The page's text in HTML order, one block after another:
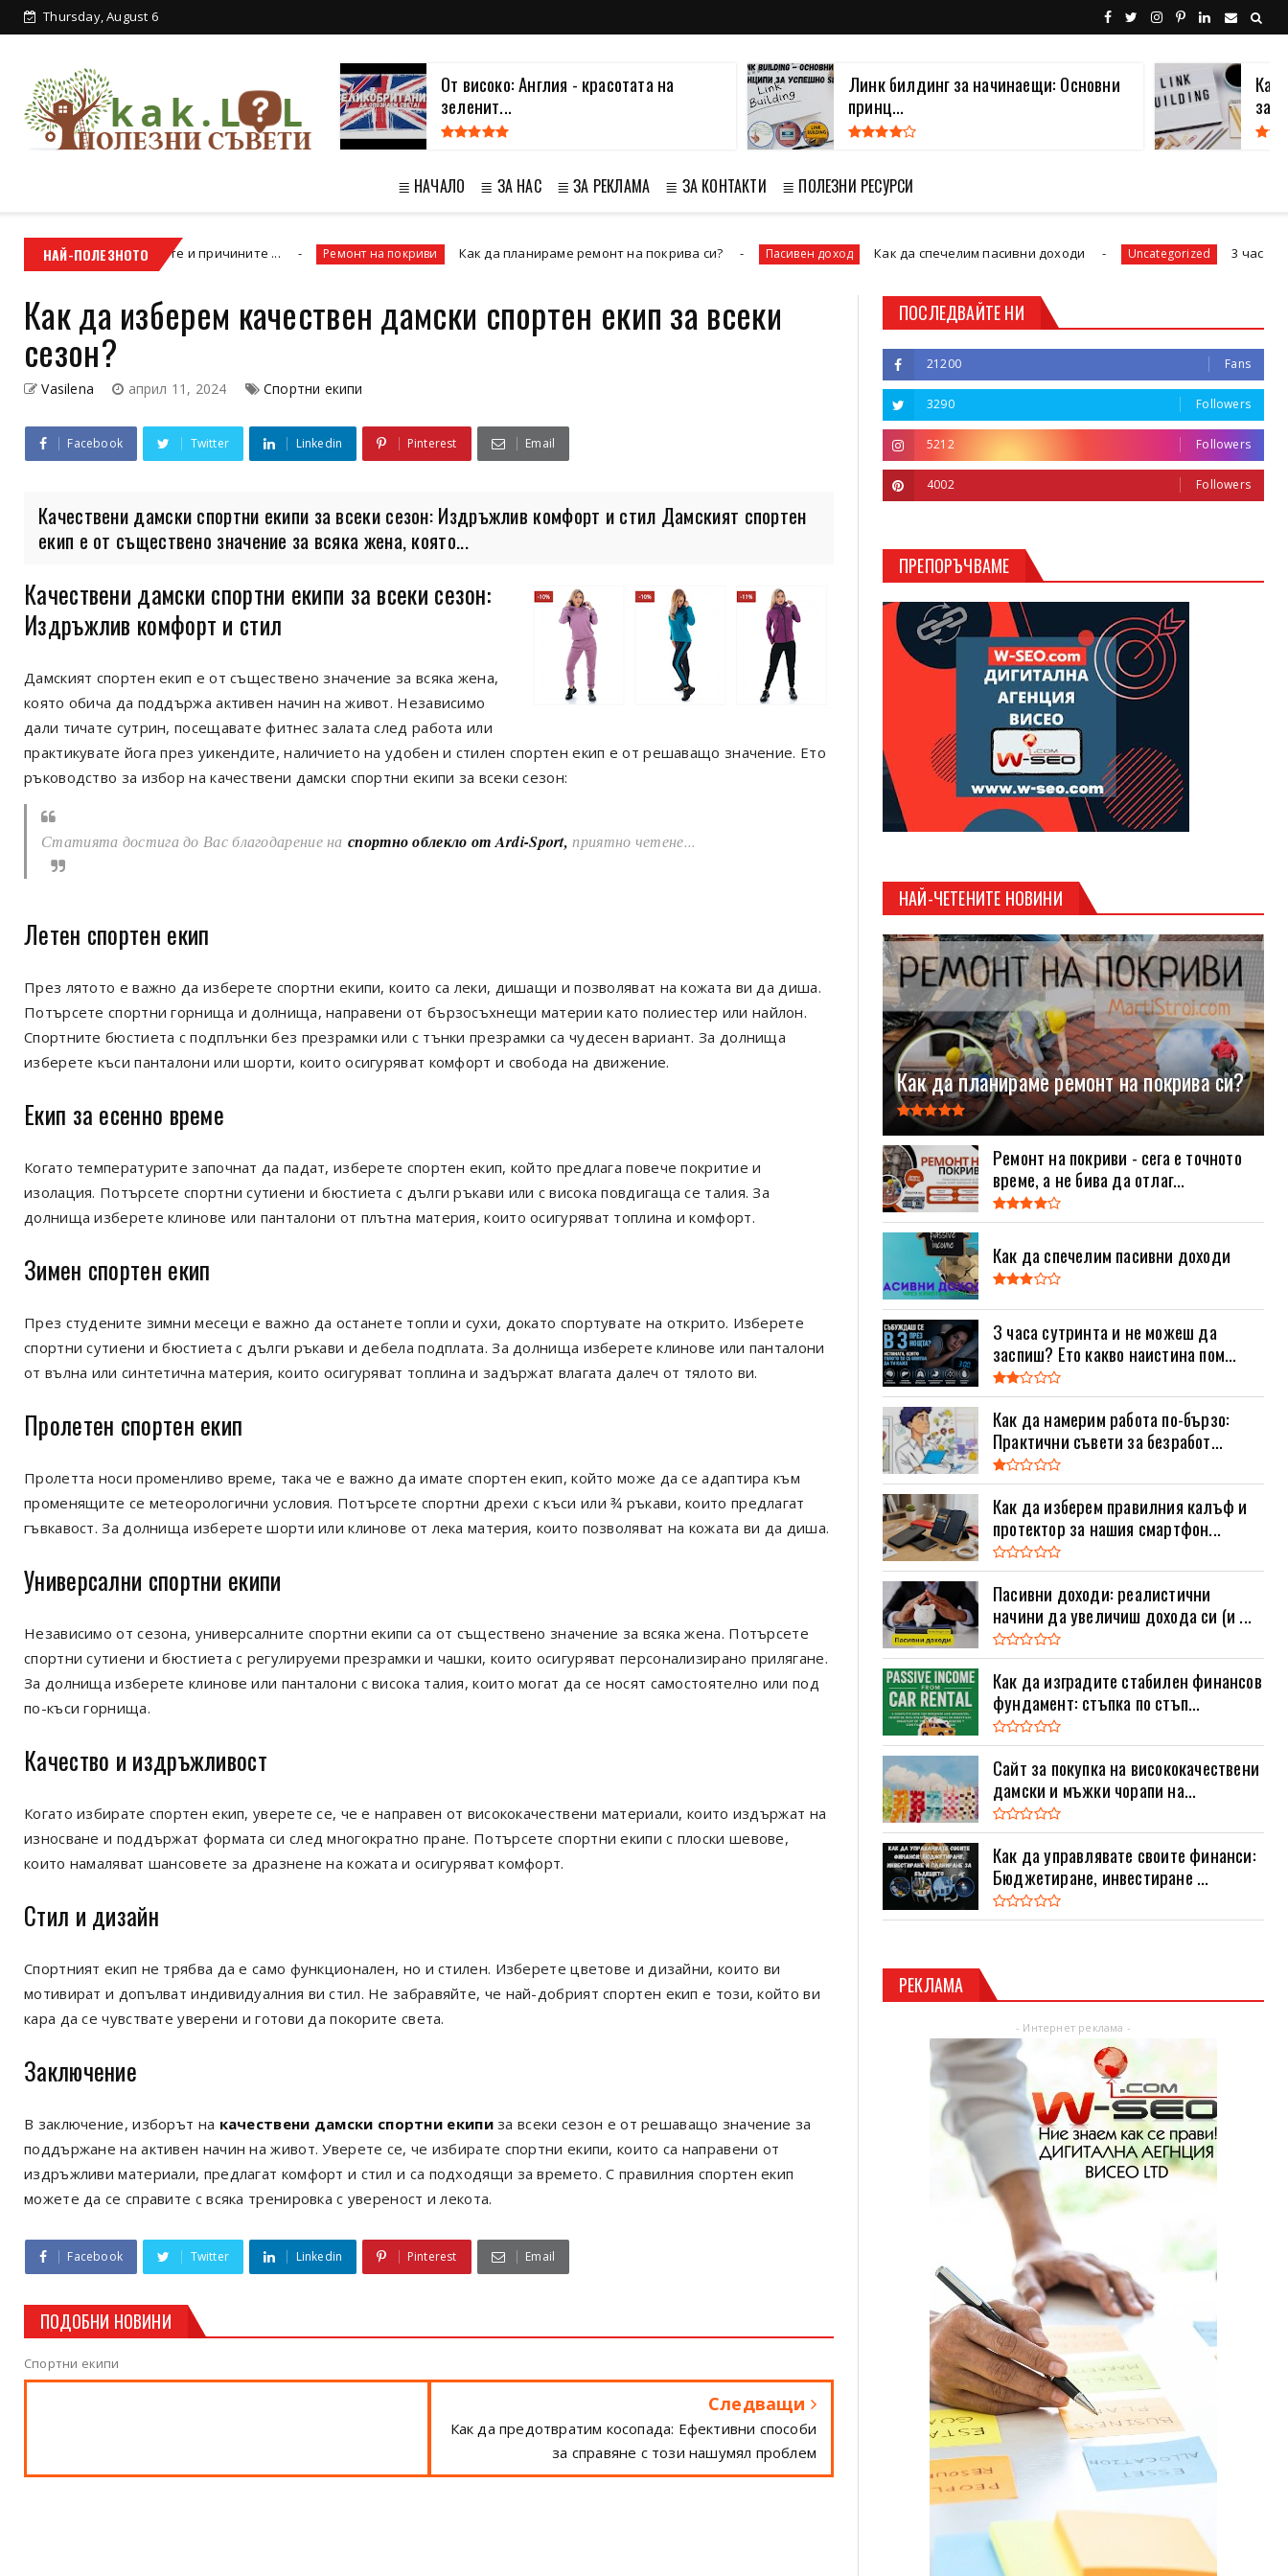
Thursday, August 6
От високо: Англия - красотата на
зеленит...
Линк билдинг за начинаещи: Основни
принц...
за
≣ НАЧАЛО ≣ ЗА НАС ≣ ЗА РЕКЛАМА ≣ ЗА КОНТАКТИ ≣ ПОЛЕЗНИ РЕСУРСИ
НАЙ-ПОЛЕЗНОТО
научете и причините ... Ремонт на покриви Как да планираме ремонт на покрива си? Пасивен доход Как да спечелим пасивни доходи Uncategorized 3 часа сутринта и
Как да изберем качествен дамски спортен екип за всеки
сезон?
Vasilena април 11, 2024 Спортни екипи
Facebook Twitter Linkedin Pinterest Email
Качествени дамски спортни екипи за всеки сезон: Издръжлив комфорт и стил Дамският спортен
екип е от съществено значение за всяка жена, която...
Качествени дамски спортни екипи за всеки сезон:
Издръжлив комфорт и стил
Дамският спортен екип е от съществено значение за всяка жена,
която обича да поддържа активен начин на живот. Независимо
дали тичате сутрин, посещавате фитнес залата след работа или
практикувате йога през уикендите, наличието на удобен и стилен спортен екип е от решаващо значение. Ето
ръководство за избор на качествени дамски спортни екипи за всеки сезон:
Статията достига до Вас благодарение на спортно облекло от Ardi-Sport, приятно четене...
Летен спортен екип
През лятото е важно да изберете спортни екипи, които са леки, дишащи и позволяват на кожата ви да диша.
Потърсете спортни горнища и долнища, направени от бързосъхнещи материи като полиестер или найлон.
Спортните бюстиета с подплънки без презрамки или с тънки презрамки са чудесен вариант. За долнища
изберете къси панталони или шорти, които осигуряват комфорт и свобода на движение.
Екип за есенно време
Когато температурите започнат да падат, изберете спортен екип, който предлага повече покритие и
изолация. Потърсете спортни сутиени и бюстиета с дълги ръкави или с висока повдигаща се талия. За
долнища изберете клинове или панталони от плътна материя, които осигуряват топлина и комфорт.
Зимен спортен екип
През студените зимни месеци е важно да останете топли и сухи, докато спортувате на открито. Изберете
спортни сутиени и бюстиета с дълги ръкави и дебела подплата. За долнища изберете клинове или панталони
от вълна или синтетична материя, които осигуряват топлина и задържат влагата далеч от тялото ви.
Пролетен спортен екип
Пролетта носи променливо време, така че е важно да имате спортен екип, който може да се адаптира към
променящите се метеорологични условия. Потърсете спортни дрехи с къси или ¾ ръкави, които предлагат
гъвкавост. За долнища изберете шорти или клинове от лека материя, които позволяват на кожата ви да диша.
Универсални спортни екипи
Независимо от сезона, универсалните спортни екипи са от съществено значение за всяка жена. Потърсете
спортни сутиени и бюстиета с регулируеми презрамки и чашки, които осигуряват персонализирано прилягане.
За долнища изберете клинове или панталони с висока талия, които могат да се носят самостоятелно или под
по-къси горнища.
Качество и издръжливост
Когато избирате спортен екип, уверете се, че е направен от висококачествени материали, които издържат на
износване и поддържат формата си след многократно пране. Потърсете спортни екипи с плоски шевове,
които намаляват шансовете за дразнене на кожата и осигуряват комфорт.
Стил и дизайн
Спортният екип не трябва да е само функционален, но и стилен. Изберете цветове и дизайни, които ви
мотивират и допълват индивидуалния ви стил. Не забравяйте, че най-добрият спортен екип е този, който ви
кара да се чувствате уверени и готови да покорите света.
Заключение
В заключение, изборът на качествени дамски спортни екипиза всеки сезон е от решаващо значение за
поддържане на активен начин на живот. Уверете се, че избирате спортни екипи, които са направени от
издръжливи материали, предлагат комфорт и стил и са подходящи за времето. С правилния спортен екип
можете да се справите с всяка тренировка с увереност и лекота.
Facebook Twitter Linkedin Pinterest Email
ПОДОБНИ НОВИНИ
Спортни екипи
Следващи
Как да предотвратим косопада: Ефективни способи
за справяне с този нашумял проблем
ПОСЛЕДВАЙТЕ НИ
21200 Fans
3290 Followers
5212 Followers
4002 Followers
ПРЕПОРЪЧВАМЕ
НАЙ-ЧЕТЕНИТЕ НОВИНИ
Как да планираме ремонт на покрива си?
Ремонт на покриви - сега е точното
време, а не бива да отлаг...
Как да спечелим пасивни доходи
3 часа сутринта и не можеш да
заспиш? Ето какво наистина пом...
Как да намерим работа по-бързо:
Практични съвети за безработ...
Как да изберем правилния калъф и
протектор за нашия смартфон...
Пасивни доходи: реалистични
начини да увеличиш дохода си (и ...
Как да изградите стабилен финансов
фундамент: стъпка по стъп...
Сайт за покупка на висококачествени
дамски и мъжки чорапи на...
Как да управлявате своите финанси:
Бюджетиране, инвестиране ...
РЕКЛАМА
- Интернет реклама -